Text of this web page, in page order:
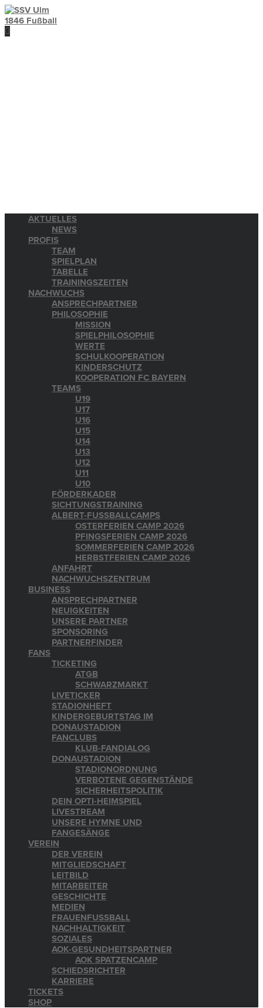
AKTUELLES
NEWS
PROFIS
TEAM
SPIELPLAN
TABELLE
TRAININGSZEITEN
NACHWUCHS
ANSPRECHPARTNER
PHILOSOPHIE
MISSION
SPIELPHILOSOPHIE
WERTE
SCHULKOOPERATION
KINDERSCHUTZ
KOOPERATION FC BAYERN
TEAMS
U19
U17
U16
U15
U14
U13
U12
U11
U10
FÖRDERKADER
SICHTUNGSTRAINING
ALBERT-FUSSBALLCAMPS
OSTERFERIEN CAMP 2026
PFINGSFERIEN CAMP 2026
SOMMERFERIEN CAMP 2026
HERBSTFERIEN CAMP 2026
ANFAHRT
NACHWUCHSZENTRUM
BUSINESS
ANSPRECHPARTNER
NEUIGKEITEN
UNSERE PARTNER
SPONSORING
PARTNERFINDER
FANS
TICKETING
ATGB
SCHWARZMARKT
LIVETICKER
STADIONHEFT
KINDERGEBURTSTAG IM
DONAUSTADION
FANCLUBS
KLUB-FANDIALOG
DONAUSTADION
STADIONORDNUNG
VERBOTENE GEGENSTÄNDE
SICHERHEITSPOLITIK
DEIN OPTI-HEIMSPIEL
LIVESTREAM
UNSERE HYMNE UND
FANGESÄNGE
VEREIN
DER VEREIN
MITGLIEDSCHAFT
LEITBILD
MITARBEITER
GESCHICHTE
MEDIEN
FRAUENFUSSBALL
NACHHALTIGKEIT
SOZIALES
AOK-GESUNDHEITSPARTNER
AOK SPATZENCAMP
SCHIEDSRICHTER
KARRIERE
TICKETS
SHOP